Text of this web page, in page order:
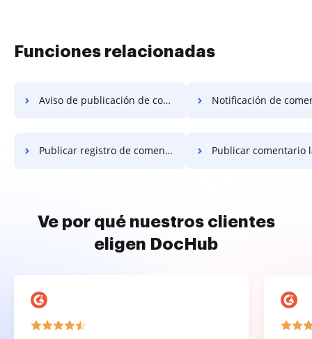
Funciones relacionadas
Aviso de publicación de comentario Notificación de comentario
Publicar registro de comentarios Publicar comentario
Ve por qué nuestros clientes
eligen DocHub